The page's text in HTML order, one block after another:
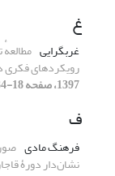
غ
غربگرایی
رویکردهای فکری
1397، صفحه 18-34]
ف
فرهنگ مادی
نشان‌دار دورۀ